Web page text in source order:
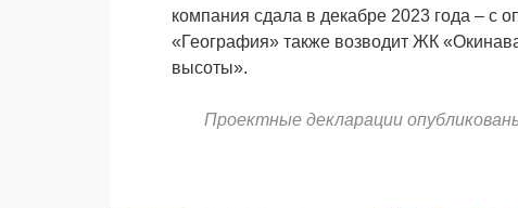
компания сдала в декабре 2023 года – с
«География» также возводит ЖК
высоты».
Проектные декларации